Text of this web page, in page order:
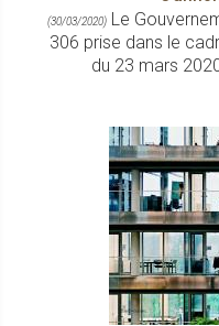
(30/03/2020)Le
306 prise dans le
du 23 mars